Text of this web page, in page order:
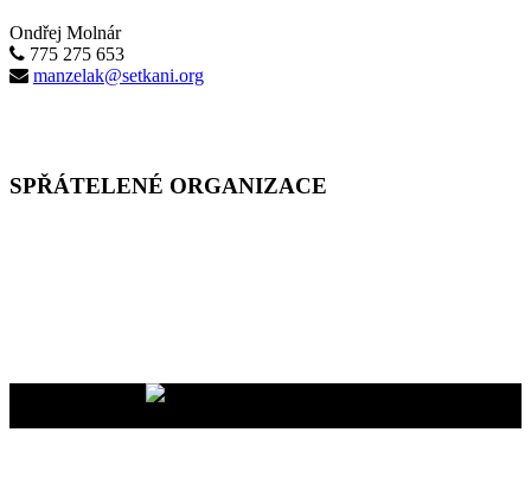
Ondřej Molnár
775 275 653
manzelak@setkani.org
SPŘÁTELENÉ ORGANIZACE